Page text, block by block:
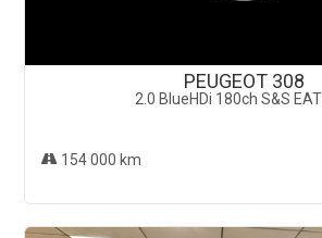
PEUGEOT 308
2.0 BlueHDi 180ch S&S
154 000 km